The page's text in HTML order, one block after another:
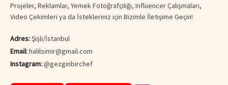
Projeler, Reklamlar, Yemek Fotoğrafçılığı, Influencer Çalışmaları,
Video Çekimleri ya da İstekleriniz için Bizimle İletişime Geçin!
Adres:Şişli/İstanbul
Email:halilsimir@gmail.com
Instagram:@gezginbirchef